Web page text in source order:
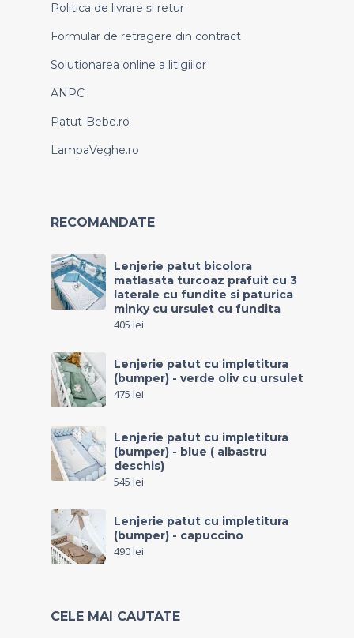
Politica de livrare și retur
Formular de retragere din contract
Solutionarea online a litigiilor
ANPC
Patut-Bebe.ro
LampaVeghe.ro
RECOMANDATE
Lenjerie patut bicolora
matlasata turcoaz prafuit cu 3
laterale cu fundite si paturica
minky cu ursulet cu fundita
405 lei
Lenjerie patut cu impletitura
(bumper) - verde oliv cu ursulet
475 lei
Lenjerie patut cu impletitura
(bumper) - blue ( albastru
deschis)
545 lei
Lenjerie patut cu impletitura
(bumper) - capuccino
490lei
CELE MAI CAUTATE